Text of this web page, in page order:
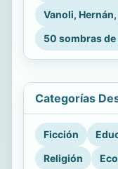
Vanoli,
50 sombras
Categorías
Ficción
Religión